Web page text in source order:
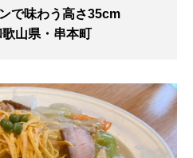
で味わう高さ35cm
山県・串本町